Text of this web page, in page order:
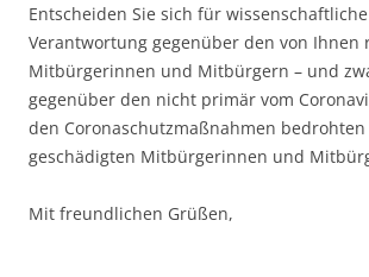
Entscheiden Sie sich für
Verantwortung gegenüber den von Ihnen
Mitbürgerinnen und Mitbürgern – und
gegenüber den nicht primär vom
den Coronaschutzmaßnahmen
geschädigten Mitbürgerinnen und
Mit freundlichen Grüßen,